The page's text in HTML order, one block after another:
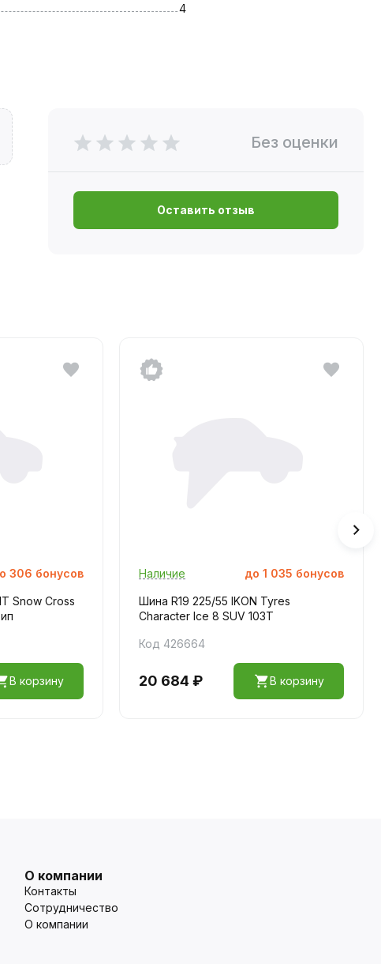
4
Без оценки
Оставить отзыв
306 бонусов
Snow Cross
В корзину
Наличие до 1 035 бонусов
Шина R19 225/55 IKON Tyres
Character Ice 8 SUV 103T
Код 426664
20 684 ₽ В корзину
О компании
Контакты
Сотрудничество
О компании